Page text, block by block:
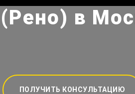
в
ПОЛУЧИТЬ КОНСУЛЬТАЦИЮ